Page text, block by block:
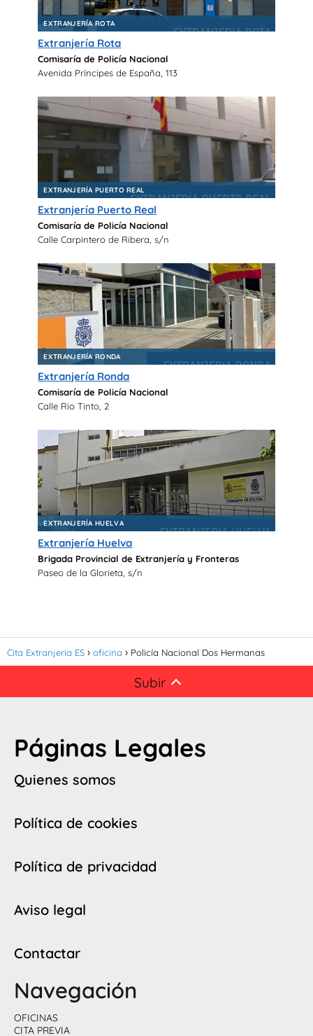
EXTRANJERÍA ROTA
Extranjería Rota
Comisaría de Policía Nacional
Avenida Príncipes de España, 113
EXTRANJERÍA PUERTO REAL
Extranjería Puerto Real
Comisaría de Policía Nacional
Calle Carpintero de Ribera, s/n
EXTRANJERÍA RONDA
Extranjería Ronda
Comisaría de Policía Nacional
Calle Rio Tinto, 2
EXTRANJERÍA HUELVA
Extranjería Huelva
Brigada Provincial de Extranjería y Fronteras
Paseo de la Glorieta, s/n
Cita Extranjeria ES oficina Policía Nacional Dos Hermanas
Subir
Páginas Legales
Quienes somos
Política de cookies
Política de privacidad
Aviso legal
Contactar
Navegación
OFICINAS
CITA PREVIA